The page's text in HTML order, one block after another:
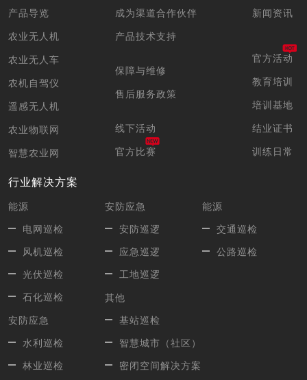
产品导览
农业无人机
农业无人车
农机自驾仪
遥感无人机
农业物联网
智慧农业网
成为渠道合作伙伴
产品技术支持
保障与维修
售后服务政策
线下活动
官方比赛
新闻资讯
官方活动
教育培训
培训基地
结业证书
训练日常
行业解决方案
能源
电网巡检
风机巡检
光伏巡检
石化巡检
安防应急
水利巡检
林业巡检
安防应急
安防巡逻
应急巡逻
工地巡逻
其他
基站巡检
智慧城市（社区）
密闭空间解决方案
能源
交通巡检
公路巡检